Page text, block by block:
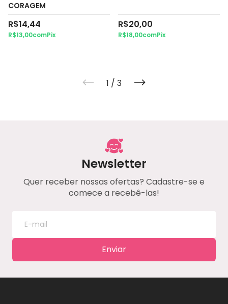
CORAGEM
R$14,44
R$13,00comPix
R$20,00
R$18,00comPix
1 / 3
Newsletter
Quer receber nossas ofertas? Cadastre-se e
comece a recebê-las!